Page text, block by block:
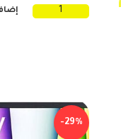
-29%